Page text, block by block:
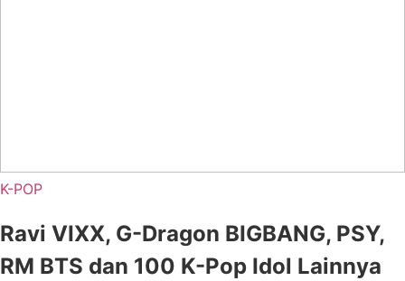
K-POP
Ravi VIXX, G-Dragon BIGBANG, PSY,
RM BTS dan 100 K-Pop Idol Lainnya